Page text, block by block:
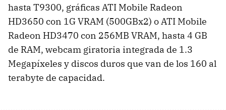
hasta T9300, gráficas ATI Mobile Radeon
HD3650 con 1G VRAM (500GBx2) o ATI Mobile
Radeon HD3470 con 256MB VRAM, hasta 4 GB
de RAM, webcam giratoria integrada de 1.3
Megapíxeles y discos duros que van de los 160 al
terabyte de capacidad.